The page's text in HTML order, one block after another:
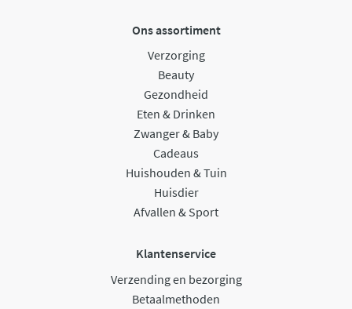
Ons assortiment
Verzorging
Beauty
Gezondheid
Eten & Drinken
Zwanger & Baby
Cadeaus
Huishouden & Tuin
Huisdier
Afvallen & Sport
Klantenservice
Verzending en bezorging
Betaalmethoden